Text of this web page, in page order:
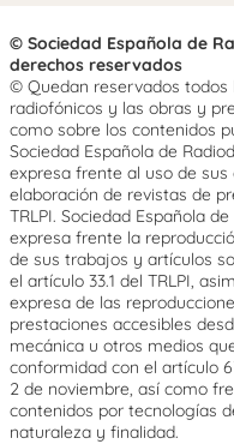
© Sociedad Española de
derechos reservados
© Quedan reservados
radiofónicos y las obras y
como sobre los contenidos
Sociedad Española de
expresa frente al uso de
elaboración de revistas de
TRLPI. Sociedad Española
expresa frente la
de sus trabajos y artículos
el artículo 33.1 del TRLPI,
expresa de las
prestaciones accesibles
mecánica u otros medios
conformidad con el artículo
2 de noviembre, así como
contenidos por tecnologías
naturaleza y finalidad.